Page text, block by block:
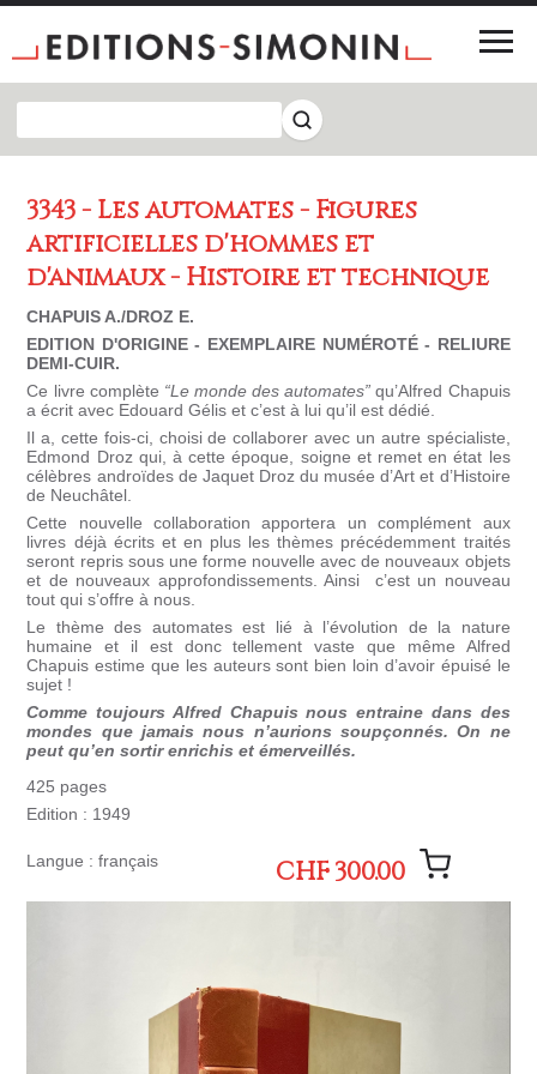
3343 - Les automates - Figures
artificielles d'hommes et
d'animaux - Histoire et technique
CHAPUIS A./DROZ E.
EDITION D'ORIGINE - EXEMPLAIRE NUMÉROTÉ - RELIURE
DEMI-CUIR.
Ce livre complète “Le monde des automates” qu’Alfred Chapuis
a écrit avec Edouard Gélis et c’est à lui qu’il est dédié.
Il a, cette fois-ci, choisi de collaborer avec un autre spécialiste,
Edmond Droz qui, à cette époque, soigne et remet en état les
célèbres androïdes de Jaquet Droz du musée d’Art et d’Histoire
de Neuchâtel.
Cette nouvelle collaboration apportera un complément aux
livres déjà écrits et en plus les thèmes précédemment traités
seront repris sous une forme nouvelle avec de nouveaux objets
et de nouveaux approfondissements. Ainsi
c’est un nouveau
tout qui s’offre à nous.
Le thème des automates est lié à l’évolution de la nature
humaine et il est donc tellement vaste que même Alfred
Chapuis estime que les auteurs sont bien loin d’avoir épuisé le
sujet !
Comme toujours Alfred Chapuis nous entraine dans des
mondes que jamais nous n’aurions soupçonnés. On ne
peut qu’en sortir enrichis et émerveillés.
425 pages
Edition : 1949
Langue : français CHF 300.00